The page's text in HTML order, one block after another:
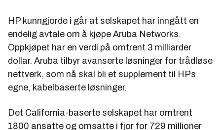
HP kunngjorde i går at selskapet har inngått en
endelig avtale om å kjøpe Aruba Networks.
Oppkjøpet har en verdi på omtrent 3 milliarder
dollar. Aruba tilbyr avanserte løsninger for trådløse
nettverk, som nå skal bli et supplement til HPs
egne, kabelbaserte løsninger.
Det California-baserte selskapet har omtrent
1800 ansatte og omsatte i fjor for 729 millioner